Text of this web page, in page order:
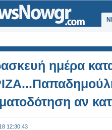
ημέρα
αν
12:30:43